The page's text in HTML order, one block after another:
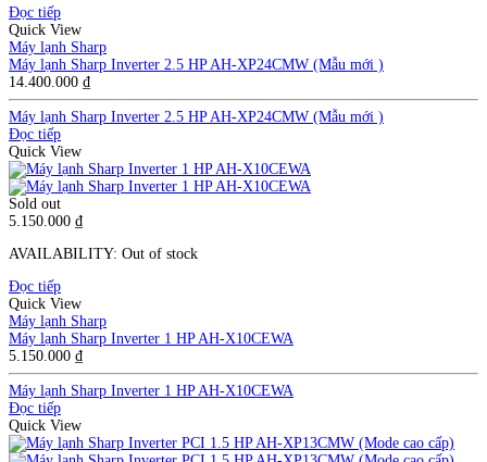
Đọc tiếp
Quick View
Máy lạnh Sharp
Máy lạnh Sharp Inverter 2.5 HP AH-XP24CMW (Mẫu mới )
14.400.000 ₫
Máy lạnh Sharp Inverter 2.5 HP AH-XP24CMW (Mẫu mới )
Đọc tiếp
Quick View
Sold out
5.150.000 ₫
AVAILABILITY: Out of stock
Đọc tiếp
Quick View
Máy lạnh Sharp
Máy lạnh Sharp Inverter 1 HP AH-X10CEWA
5.150.000 ₫
Máy lạnh Sharp Inverter 1 HP AH-X10CEWA
Đọc tiếp
Quick View